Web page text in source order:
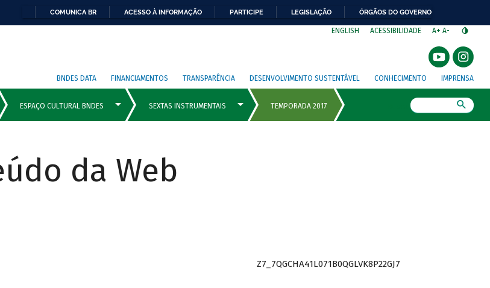
COMUNICA BR ACESSO À INFORMAÇÃO PARTICIPE LEGISLAÇÃO ÓRGÃOS DO GOVERNO
ENGLISH ACESSIBILIDADE A+ A-
BNDES DATA FINANCIAMENTOS TRANSPARÊNCIA DESENVOLVIMENTO SUSTENTÁVEL CONHECIMENTO IMPRENSA
da Web
Z7_7QGCHA41L071B0QGLVK8P22GJ7